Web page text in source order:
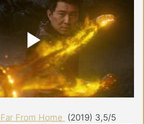
From Home (2019) 3,5/5